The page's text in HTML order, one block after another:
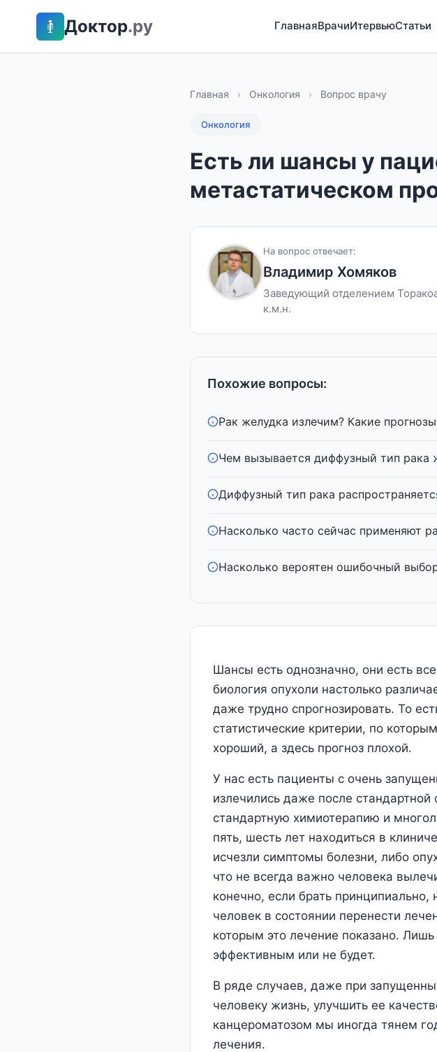
Доктор.ру ГлавнаяВрачиИтервьюСтатьи
Главная › Онкология › Вопрос врачу
Онкология
Есть ли шансы у
метастатическом
На вопрос отвечает:
Владимир Хомяков
Заведующий отделением
к.м.н.
Похожие вопросы:
Рак желудка излечим? Какие
Чем вызывается диффузный тип рака
Диффузный тип рака
Насколько часто сейчас применяют
Насколько вероятен ошибочный
Шансы есть однозначно, они есть
биология опухоли настолько
даже трудно спрогнозировать. То
статистические критерии, по
хороший, а здесь прогноз плохой.
У нас есть пациенты с очень
излечились даже после
стандартную химиотерапию и
пять, шесть лет находиться в
исчезли симптомы болезни, либо
что не всегда важно человека
конечно, если брать принципиально,
человек в состоянии перенести
которым это лечение показано.
эффективным или не будет.
В ряде случаев, даже при
человеку жизнь, улучшить ее
канцероматозом мы иногда тянем
лечения.